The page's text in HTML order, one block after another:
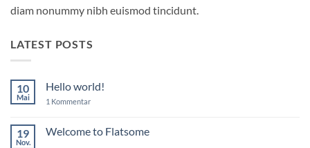
diam nonummy nibh euismod tincidunt.
LATEST POSTS
10
Mai
Hello world!
1 Kommentarzu
19
Nov.
Welcome to Flatsome